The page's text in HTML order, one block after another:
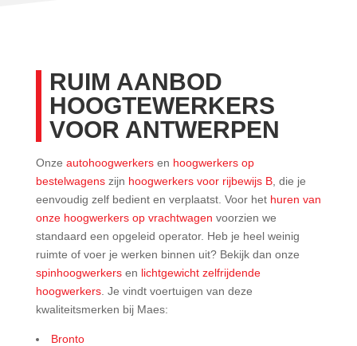
RUIM AANBOD
HOOGTEWERKERS
VOOR ANTWERPEN
Onze autohoogwerkersen hoogwerkers op
bestelwagenszijn hoogwerkers voor rijbewijs B, die je
eenvoudig zelf bedient en verplaatst. Voor het huren van
onze hoogwerkers op vrachtwagen voorzien we
standaard een opgeleid operator. Heb je heel weinig
ruimte of voer je werken binnen uit? Bekijk dan onze
spinhoogwerkersen lichtgewicht zelfrijdende
hoogwerkers. Je vindt voertuigen van deze
kwaliteitsmerken bij Maes:
Bronto